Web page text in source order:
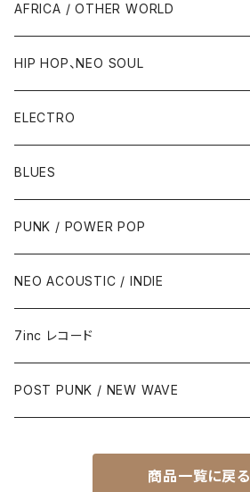
AFRICA / OTHER WORLD
HIP HOP、NEO SOUL
ELECTRO
BLUES
PUNK / POWER POP
NEO ACOUSTIC / INDIE
7inc レコード
PUNK / 2TONE
POST PUNK / NEW WAVE
商品一覧に戻る